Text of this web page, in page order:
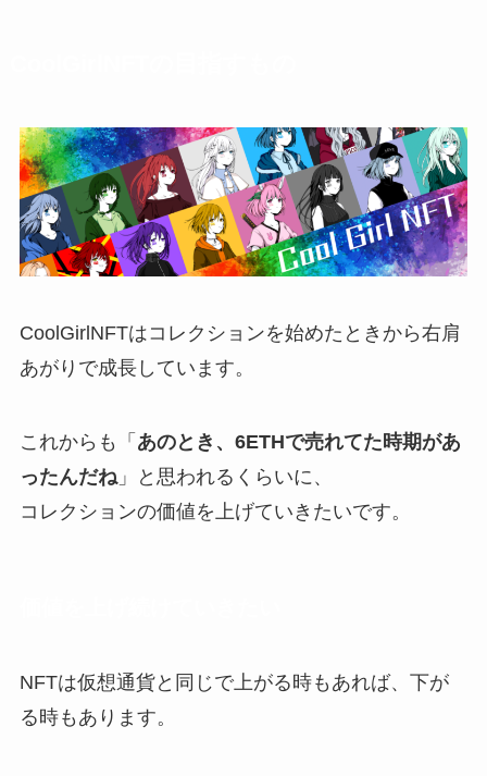
CoolGirlNFTはコレクションを始めたときから右肩
あがりで成長しています。
これからも「 あのとき、6ETHで売れてた時期があ
ったんだね」と思われるくらいに、
コレクションの価値を上げていきたいです。
NFTは仮想通貨と同じで上がる時もあれば、下が
る時もあります。